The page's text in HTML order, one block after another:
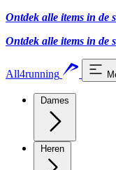
Ontdek alle items in de
Ontdek alle items in de
All4running
Dames
Heren